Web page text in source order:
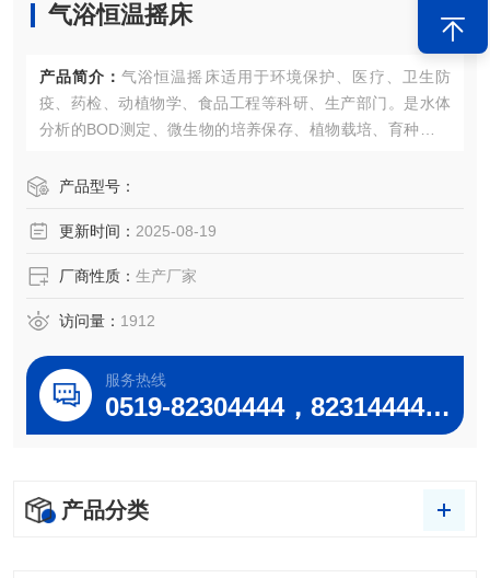
气浴恒温摇床
产品简介： 气浴恒温摇床适用于环境保护、医疗、卫生防
疫、药检、动植物学、食品工程等科研、生产部门。是水体
分析的BOD测定、微生物的培养保存、植物载培、育种试验
产品型号：
更新时间： 2025-08-19
厂商性质： 生产厂家
访问量： 1912
服务热线
0519-82304444，82314444，82302244，82312244
产品分类